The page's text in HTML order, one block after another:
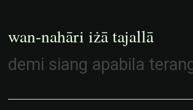
wan-nahāri iżā tajallā
demi siang apabila